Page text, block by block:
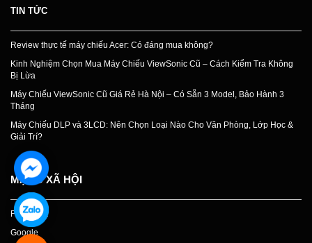
TIN TỨC
Review thực tế máy chiếu Acer: Có đáng mua không?
Kinh Nghiệm Chọn Mua Máy Chiếu ViewSonic Cũ – Cách Kiểm Tra Không
Bị Lừa
Máy Chiếu ViewSonic Cũ Giá Rẻ Hà Nội – Có Sẵn 3 Model, Bảo Hành 3
Tháng
Máy Chiếu DLP và 3LCD: Nên Chọn Loại Nào Cho Văn Phòng, Lớp Học &
Giải Trí?
MẠNG XÃ HỘI
Facebook
Google